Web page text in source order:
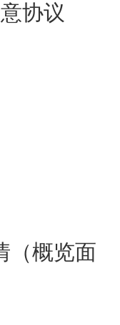
协议
（概览面